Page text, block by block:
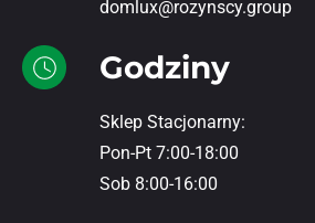
domlux@rozynscy.group
Godziny
Sklep Stacjonarny:
Pon-Pt 7:00-18:00
Sob 8:00-16:00